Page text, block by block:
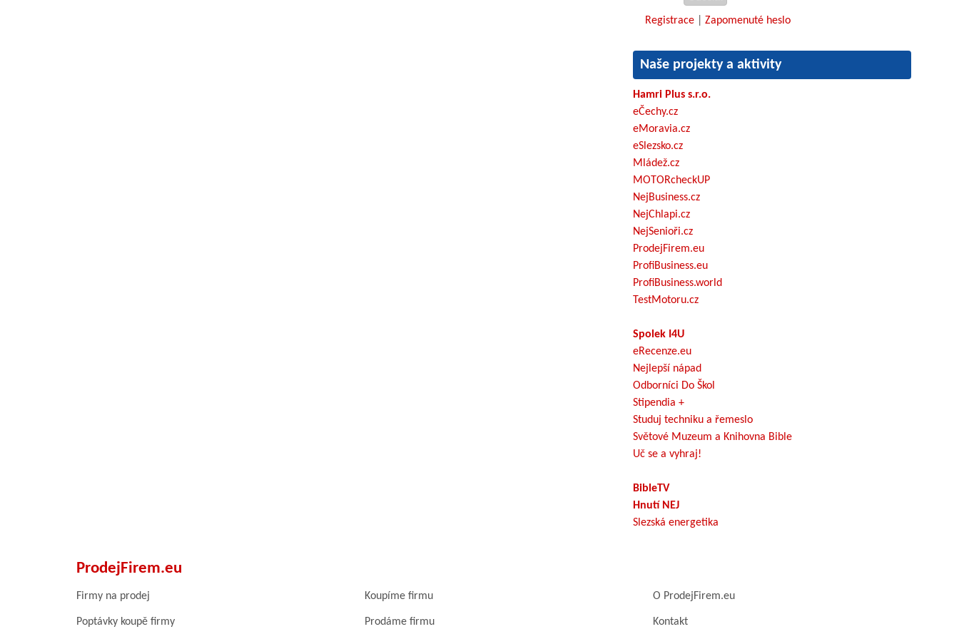
Registrace Zapomenuté heslo
Naše projekty a aktivity
Hamri Plus s.r.o.
eČechy.cz
eMoravia.cz
eSlezsko.cz
Mládež.cz
MOTORcheckUP
NejBusiness.cz
NejChlapi.cz
NejSenioři.cz
ProdejFirem.eu
ProfiBusiness.eu
ProfiBusiness.world
TestMotoru.cz
Spolek I4U
eRecenze.eu
Nejlepší nápad
Odborníci Do Škol
Stipendia +
Studuj techniku a řemeslo
Světové Muzeum a Knihovna Bible
Uč se a vyhraj!
BibleTV
Hnutí NEJ
Slezská energetika
ProdejFirem.eu
Firmy na prodej Koupíme firmu O ProdejFirem.eu
Poptávky koupě firmy Prodáme firmu Kontakt